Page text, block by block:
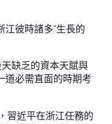
江彼時諸多“生長的
天缺乏的資本天賦與
道必需直面的時期考
習近平在浙江任務的